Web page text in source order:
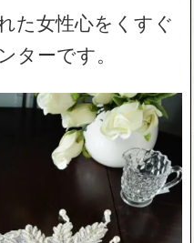
た女性心をくすぐ
ターです。